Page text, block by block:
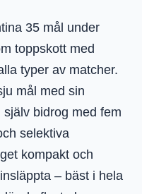
35 mål under
toppskott med
typer av matcher.
mål med sin
bidrog med fem
selektiva
kompakt och
– bäst i hela